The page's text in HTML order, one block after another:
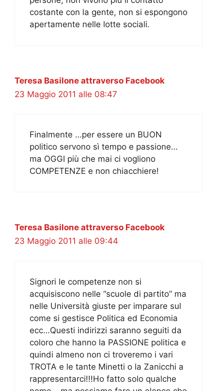
costante con la gente, non si espongono
apertamente nelle lotte sociali.
Teresa Basilone attraverso Facebook
23 Maggio 2011 alle 08:47
Finalmente …per essere un BUON
politico servono sì tempo e passione…
ma OGGI più che mai ci vogliono
COMPETENZE e non chiacchiere!
Teresa Basilone attraverso Facebook
23 Maggio 2011 alle 09:44
Signori le competenze non si
acquisiscono nelle “scuole di partito” ma
nelle Università giuste per imparare sul
come si gestisce Politica ed Economia
ecc…Questi indirizzi saranno seguiti da
coloro che hanno la PASSIONE politica e
quindi almeno non ci troveremo i vari
TROTA e le tante Minetti o la Zanicchi a
rappresentarci!!!Ho fatto solo qualche